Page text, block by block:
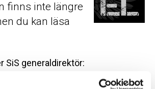
finns inte längre
du kan läsa
SiS generaldirektör:
för de är ungdomarnas egna.